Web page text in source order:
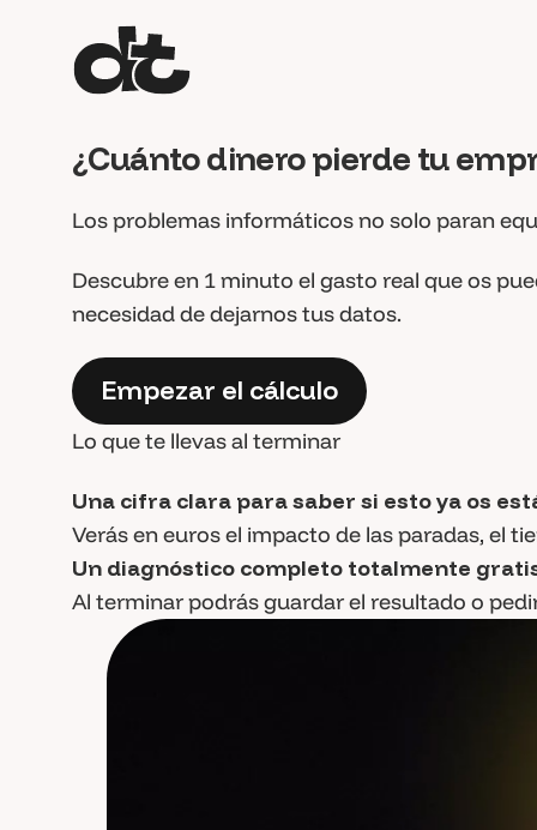
¿Cuánto dinero pierde tu
Los problemas informáticos no solo paran
Descubre en 1 minuto el gasto real que os
necesidad de dejarnos tus datos.
Empezar el cálculo
Lo que te llevas al terminar
Una cifra clara para saber si esto ya os
Verás en euros el impacto de las paradas, el
Un diagnóstico completo totalmente
Al terminar podrás guardar el resultado o